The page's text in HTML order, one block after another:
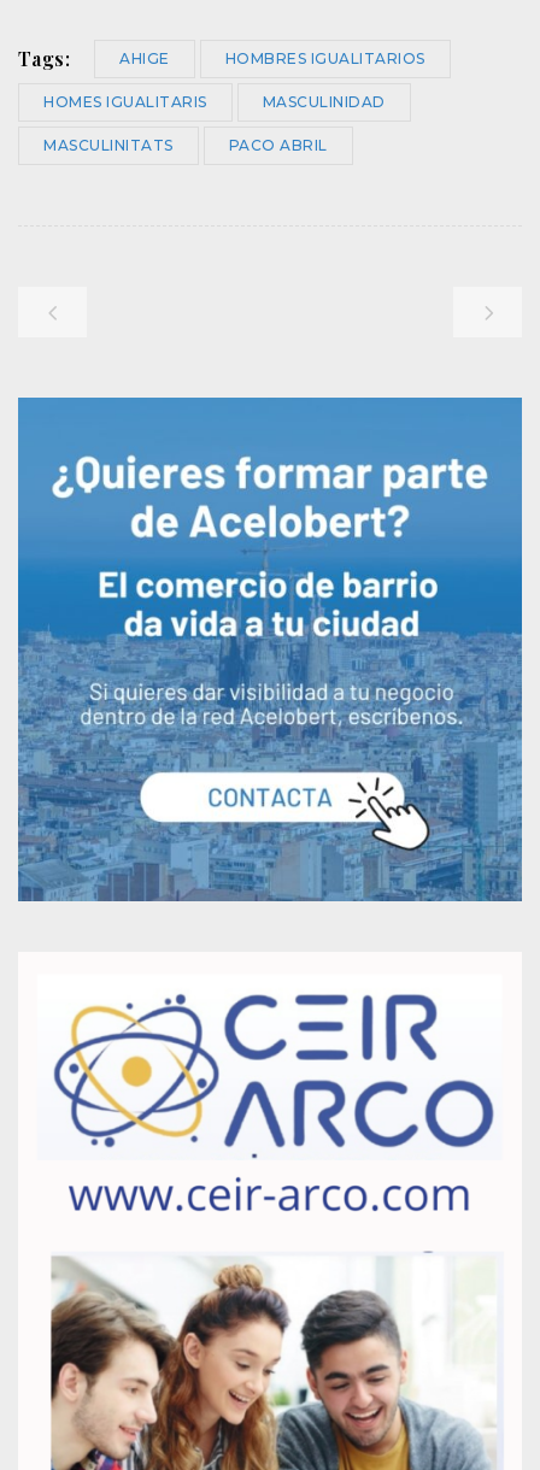
Tags: AHIGE HOMBRES IGUALITARIOS
HOMES IGUALITARIS MASCULINIDAD
MASCULINITATS PACO ABRIL